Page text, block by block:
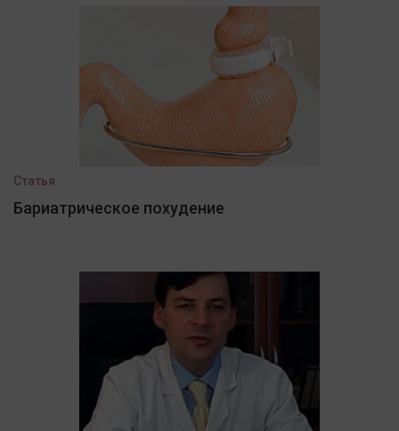
Статья
Бариатрическое похудение